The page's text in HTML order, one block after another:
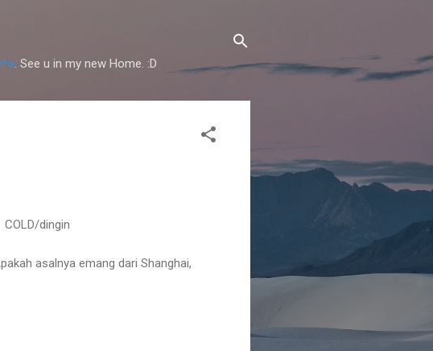
. See u in my new Home. :D
dingin
asalnya emang dari Shanghai,